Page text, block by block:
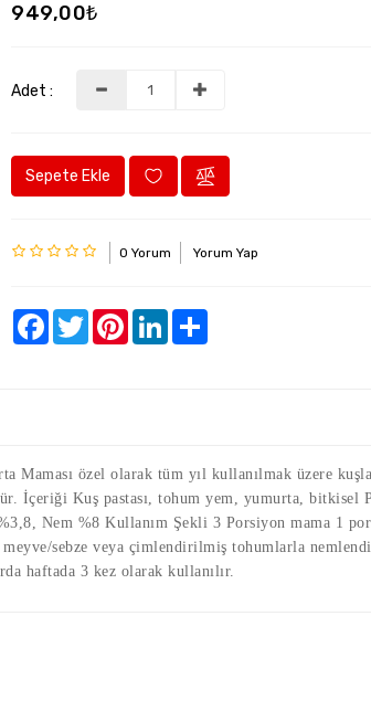
949,00₺
Adet :
Sepete Ekle
0 Yorum Yorum Yap
Facebook
TwitterPinterestLinkedIn
özel olarak tüm yıl kullanılmak üzere
İçeriği Kuş pastası, tohum yem, yumurta, bitkisel
Nem %8 Kullanım Şekli 3 Porsiyon mama 1
sebze veya çimlendirilmiş tohumlarla
haftada 3 kez olarak kullanılır.